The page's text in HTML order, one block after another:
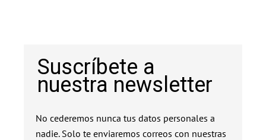
Suscríbete a
nuestra newsletter
No cederemos nunca tus datos personales a
nadie. Solo te enviaremos correos con nuestras